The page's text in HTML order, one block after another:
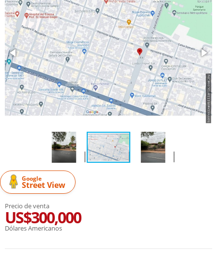
Google
Street View
Precio de venta
US$300,000
Dólares Americanos